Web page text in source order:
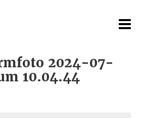
2024-07-
10.04.44